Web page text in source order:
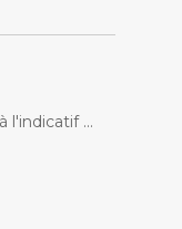
l'indicatif ...